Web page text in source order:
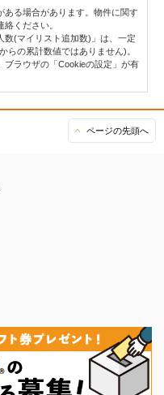
る場合があります。物件に関す
ください。
(マイリスト追加数)」は、一定
らの累計数値ではありません)。
ラウザの「Cookieの設定」が有
ページの先頭へ